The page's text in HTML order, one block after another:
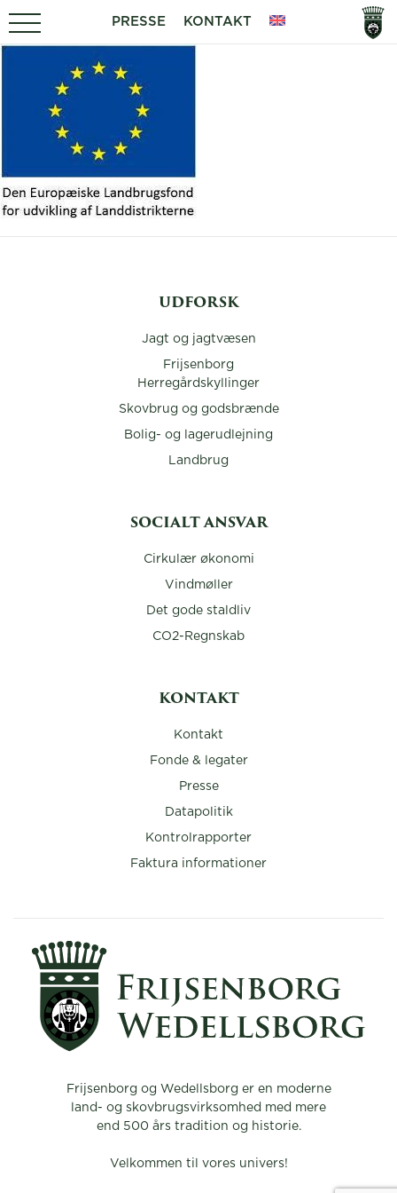
PRESSE KONTAKT
Frijsenborg og Wedellsborg er en moderne
land- og skovbrugsvirksomhed med mere
end 500 års tradition og historie.
Velkommen til vores univers!
UDFORSK
Jagt og jagtvæsen
Frijsenborg
Herregårdskyllinger
Skovbrug og godsbrænde
Bolig- og lagerudlejning
Landbrug
SOCIALT ANSVAR
Cirkulær økonomi
Vindmøller
Det gode staldliv
CO2-Regnskab
KONTAKT
Kontakt
Fonde & legater
Presse
Datapolitik
Kontrolrapporter
Faktura informationer